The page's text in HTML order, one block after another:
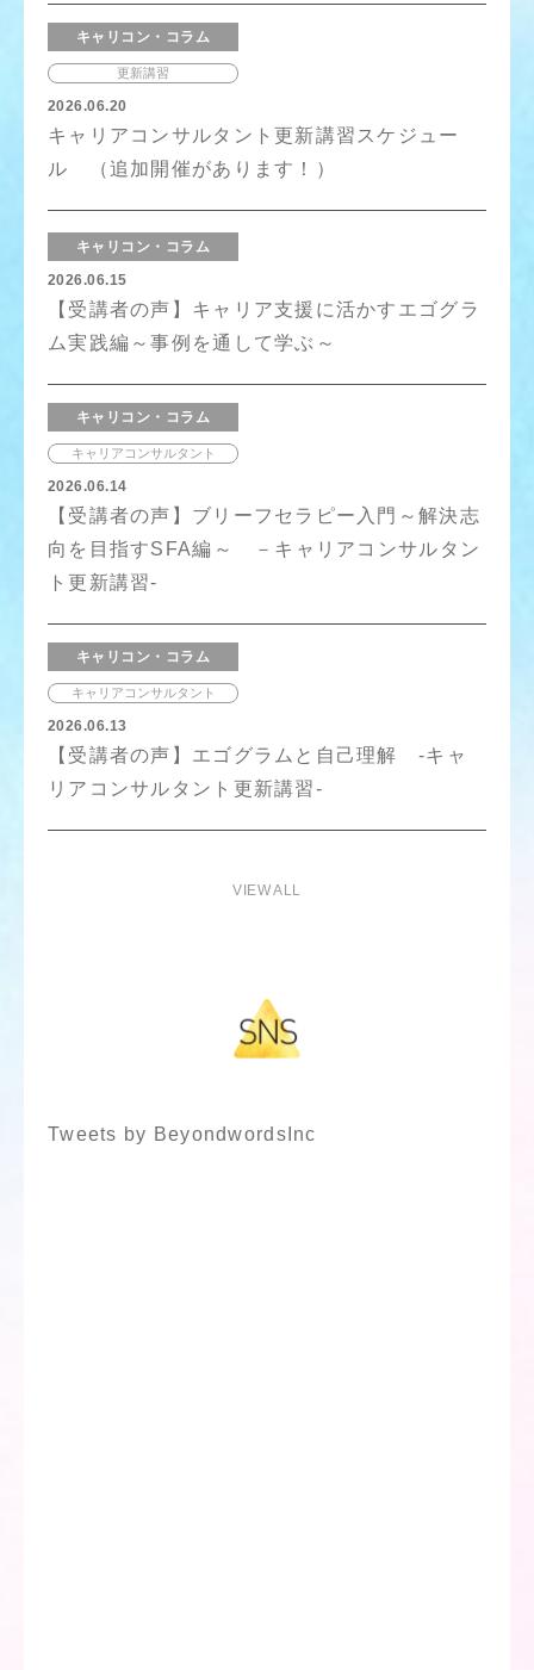
キャリコン・コラム
更新講習
2026.06.20
キャリアコンサルタント更新講習スケジュー
ル （追加開催があります！）
キャリコン・コラム
2026.06.15
【受講者の声】キャリア支援に活かすエゴグラ
ム実践編～事例を通して学ぶ～
キャリコン・コラム
キャリアコンサルタント
2026.06.14
【受講者の声】ブリーフセラピー入門～解決志
向を目指すSFA編～ －キャリアコンサルタン
ト更新講習-
キャリコン・コラム
キャリアコンサルタント
2026.06.13
【受講者の声】エゴグラムと自己理解 -キャ
リアコンサルタント更新講習-
VIEW ALL
Tweets by BeyondwordsInc